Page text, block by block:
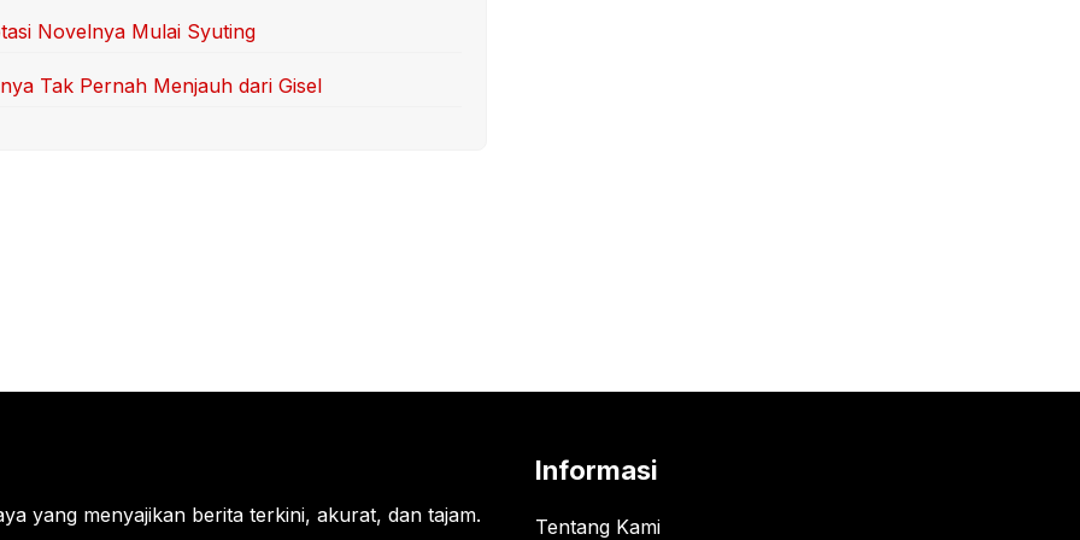
Novelnya Mulai Syuting
Tak Pernah Menjauh dari Gisel
yang menyajikan berita terkini, akurat, dan tajam.
Informasi
Tentang Kami